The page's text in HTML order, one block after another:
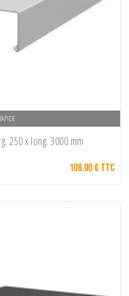
250 x long. 3000 mm
108.00 € TTC